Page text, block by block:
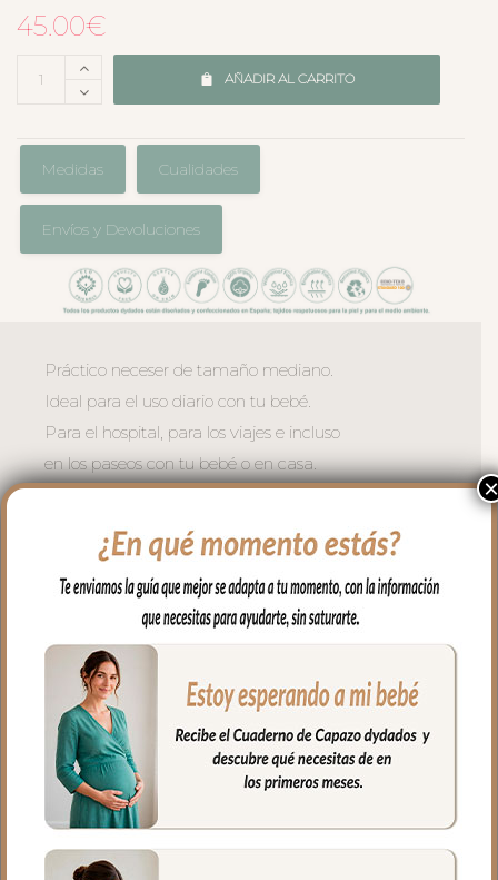
45.00€
AÑADIR AL CARRITO
Medidas Cualidades
Envíos y Devoluciones
Práctico neceser de tamaño mediano.
Ideal para el uso diario con tu bebé.
Para el hospital, para los viajes e incluso
en los paseos con tu bebé o en casa.
El exterior en polipiel lisa impermeable,
tejido blanco impermeable; muy fácil de
limpiar por dentro y por fuera con paño
húmedo y cuando necesites puedes lavar
en lavadora siempre agua fría jabones no
abrasivos y secado al natural.
Cierre con cremallera al tono del
estampado.
Puedes llevar las cositas del aseo tu bebé,
bien organizadas en el interior.
Medidas:
26 cms Ancho
×